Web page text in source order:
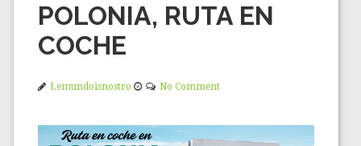
POLONIA, RUTA EN
COCHE
Lemundoisnostro No Comment